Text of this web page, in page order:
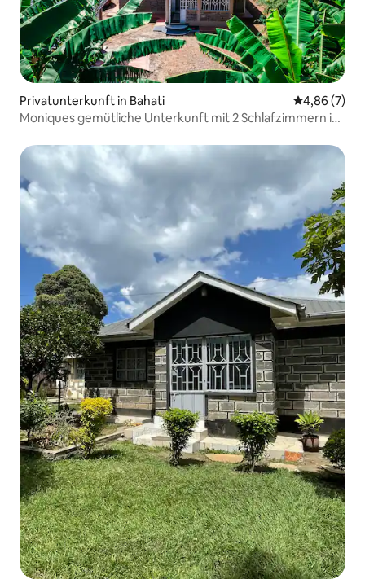
Privatunterkunft in Bahati
4,86 (7)
Moniques gemütliche Unterkunft mit 2 Schlafzimmern in